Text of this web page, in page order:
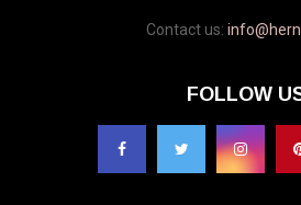
Contact us:
FOLLOW